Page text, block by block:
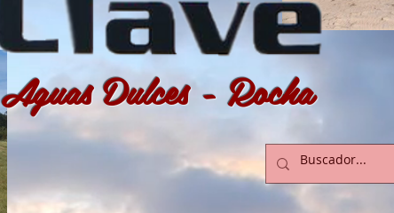
Aguas Dulces - Rocha